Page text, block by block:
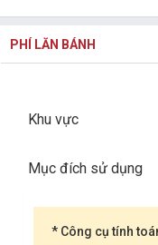
PHÍ LĂN BÁNH
Khu vực
Mục đích sử dụng
* Công cụ tính